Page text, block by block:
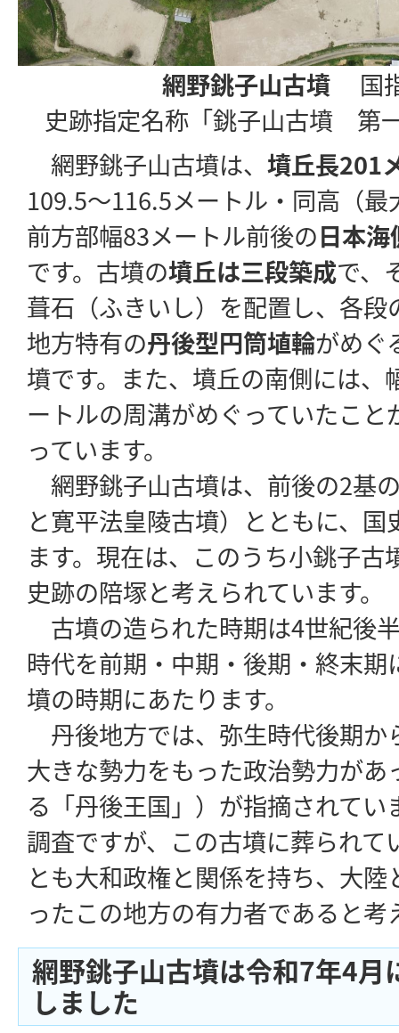
網野銚子山古墳国指
史跡指定名称「銚子山古墳 第
網野銚子山古墳は、 墳丘長201
109.5～116.5メートル・同高（
前方部幅83メートル前後の日本
です。古墳の墳丘は三段築成で、
葺石（ふきいし）を配置し、各段
地方特有の丹後型円筒埴輪がめぐ
墳です。また、墳丘の南側には、
ートルの周溝がめぐっていたこ
っています。
網野銚子山古墳は、前後の2基
と寛平法皇陵古墳）とともに、
ます。現在は、このうち小銚子古
史跡の陪塚と考えられています。
古墳の造られた時期は4世紀後
時代を前期・中期・後期・終末
墳の時期にあたります。
丹後地方では、弥生時代後期か
大きな勢力をもった政治勢力が
る「丹後王国」）が指摘されてい
調査ですが、この古墳に葬られて
とも大和政権と関係を持ち、大
ったこの地方の有力者であると考
網野銚子山古墳は令和7年4月
しました